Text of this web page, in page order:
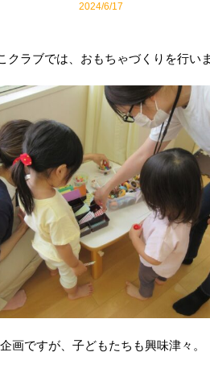
2024/6/17
クラブでは、おもちゃづくりを行いま
画ですが、子どもたちも興味津々。